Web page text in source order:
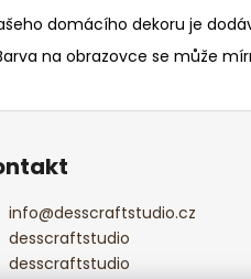
domácího dekoru je
na obrazovce se může
info@desscraftstudio.cz
desscraftstudio
desscraftstudio